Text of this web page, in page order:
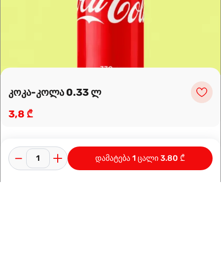
მარშრუტის დაგეგმვა
კოკა-კოლა 0.33 ლ
3,8 ₾
დამატება 1 ცალი 3.80 ₾